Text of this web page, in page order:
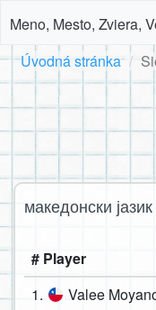
Meno, Mesto, Zviera,
Úvodná stránka
македонски
# Player
1.
Valee